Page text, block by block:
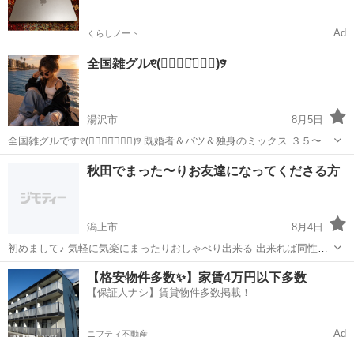
くらしノート Ad
全国雑グル୧⃛(๑⃙⃘◡̈︎๑⃙⃘)୨⃛
湯沢市
8月5日
全国雑グルです୧⃛(๑⃙⃘◡̈︎๑⃙⃘)୨⃛ 既婚者＆バツ＆独身のミックス ３５〜50
歳 今は２０人前後でWaiWaiトークしてます その仲間に入りませんか
ぁ(⑉︎• •⑉︎)♡︎ 興味ある人メッセージください
湯沢市 グルチャ グル
秋田でまった〜りお友達になってくださる方
潟上市
8月4日
初めまして♪ 気軽に気楽にまったりおしゃべり出来る 出来れば同性の
お友達になってくれる方 良かったらお願いします｡⁠◕⁠‿⁠◕⁠｡
秋田 潟上市 チャット
【格安物件多数✨】家賃4万円以下多数
【保証人ナシ】賃貸物件多数掲載！
ニフティ不動産 Ad